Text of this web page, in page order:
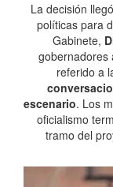
La decisión
políticas para
Gabinete,
gobernadores
referido a
escenario. Los
oficialismo
tramo del